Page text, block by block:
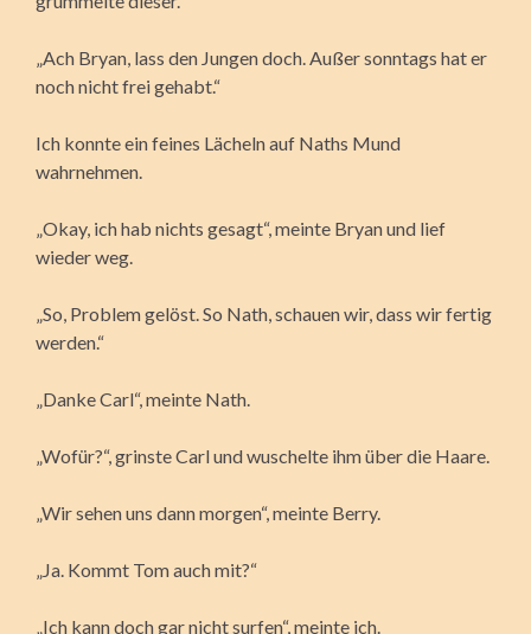
„Ach Bryan, lass den Jungen doch. Außer sonntags hat er
noch nicht frei gehabt.“
Ich konnte ein feines Lächeln auf Naths Mund
wahrnehmen.
„Okay, ich hab nichts gesagt“, meinte Bryan und lief
wieder weg.
„So, Problem gelöst. So Nath, schauen wir, dass wir fertig
werden.“
„Danke Carl“, meinte Nath.
„Wofür?“, grinste Carl und wuschelte ihm über die Haare.
„Wir sehen uns dann morgen“, meinte Berry.
„Ja. Kommt Tom auch mit?“
„Ich kann doch gar nicht surfen“, meinte ich.